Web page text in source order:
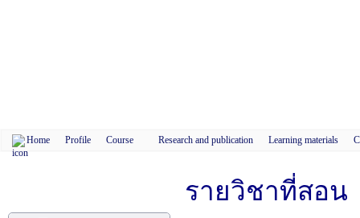
Home Profile Course Research and publication Learning materials
รายวิชาที่สอน